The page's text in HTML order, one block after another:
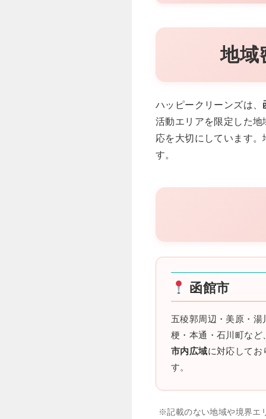
地域
ハッピークリーンズは、
活動エリアを限定した
応を大切にしています
す。
函館市
五稜郭周辺・美原・湯
梗・本通・石川町など
市内広域に対応してお
す。
※記載のない地域や境界エ